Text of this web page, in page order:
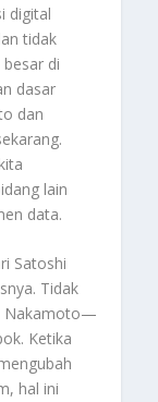
digital
tidak
di
dasar
dan
lain
data.
Satoshi
Tidak
Nakamoto—
Ketika
hal ini